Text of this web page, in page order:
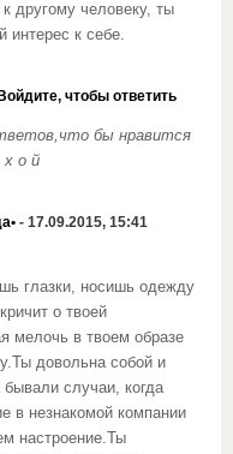
другому человеку, ты
интерес к себе.
Войдите, чтобы ответить
бы нравится
о й
- 17.09.2015, 15:41
глазки, носишь одежду
о твоей
мелочь в твоем образе
довольна собой и
случаи, когда
в незнакомой компании
настроение.Ты